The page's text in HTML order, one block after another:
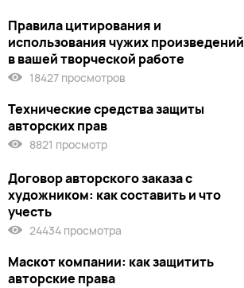
Правила цитирования и
использования чужих произведений
в вашей творческой работе
18427 просмотров
Технические средства защиты
авторских прав
8821 просмотр
Договор авторского заказа с
художником: как составить и что
учесть
24434 просмотра
Маскот компании: как защитить
авторские права